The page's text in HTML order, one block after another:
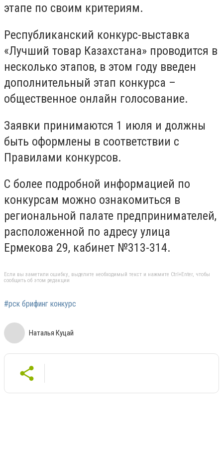
этапе по своим критериям.
Республиканский конкурс-выставка
«Лучший товар Казахстана» проводится в
несколько этапов, в этом году введен
дополнительный этап конкурса –
общественное онлайн голосование.
Заявки принимаются 1 июля и должны
быть оформлены в соответствии с
Правилами конкурсов.
С более подробной информацией по
конкурсам можно ознакомиться в
региональной палате предпринимателей,
расположенной по адресу улица
Ермекова 29, кабинет №313-314.
Если вы заметили ошибку, выделите необходимый текст и нажмите Ctrl+Enter, чтобы
сообщить об этом редакции
#рск брифинг конкурс
Наталья Куцай